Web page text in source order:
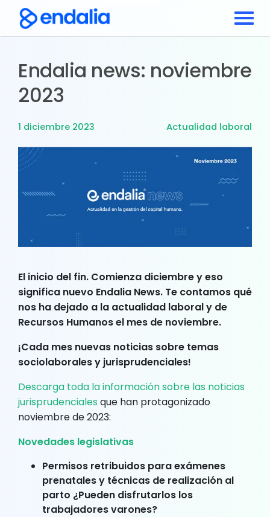
Endalia news: noviembre
2023
1 diciembre 2023 Actualidad laboral
El inicio del fin. Comienza diciembre y eso
significa nuevo Endalia News. Te contamos qué
nos ha dejado a la actualidad laboral y de
Recursos Humanos el mes de noviembre.
¡Cada mes nuevas noticias sobre temas
sociolaborales y jurisprudenciales!
Descarga toda la información sobre las noticias
jurisprudenciales que han protagonizado
noviembre de 2023:
Novedades legislativas
Permisos retribuidos para exámenes
prenatales y técnicas de realización al
parto ¿Pueden disfrutarlos los
trabajadores varones?